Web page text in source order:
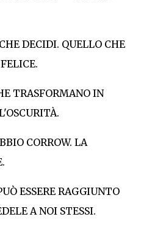
DECIDI. QUELLO CHE
TRASFORMANO IN
CORROW. LA
ESSERE RAGGIUNTO
A NOI STESSI.